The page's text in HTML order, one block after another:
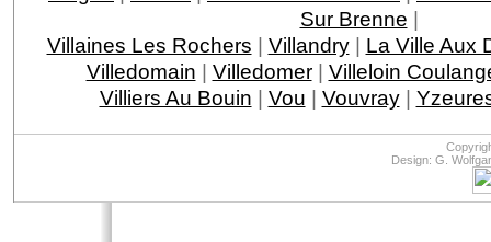
Sur Brenne |
Villaines Les Rochers | Villandry| La Ville Aux
Villedomain | Villedomer| Villeloin
Villiers Au Bouin | Vou | Vouvray|
Design: G.